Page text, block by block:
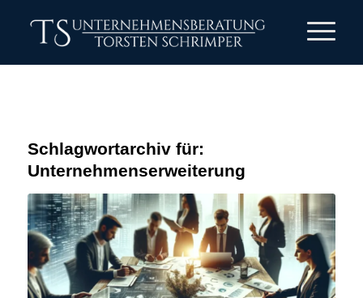
Schlagwortarchiv für:
Unternehmenserweiterung